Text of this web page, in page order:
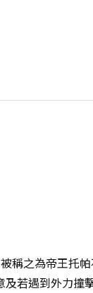
稱之為帝王托
若遇到外力撞